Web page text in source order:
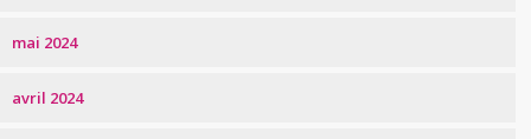
mai 2024
avril 2024